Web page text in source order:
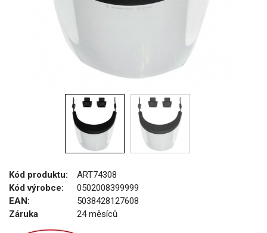
Kód produktu:
ART74308
Kód výrobce:
0502008399999
EAN:
5038428127608
Záruka
24 měsíců